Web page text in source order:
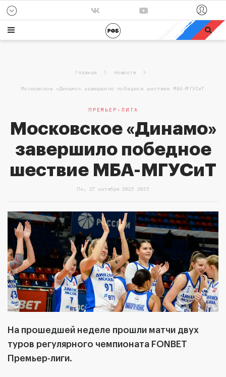
Все игры Кубок России
сб, 31 янв. завершен
Главная Новости
Московское «Динамо» завершило победное шествие МБА-МГУСиТ
ПРЕМЬЕР-ЛИГА
Московское «Динамо»
завершило победное
шествие МБА-МГУСиТ
Пн, 27 октября 2025 2025
На прошедшей неделе прошли матчи двух
туров регулярного чемпионата FONBET
Премьер-лиги.